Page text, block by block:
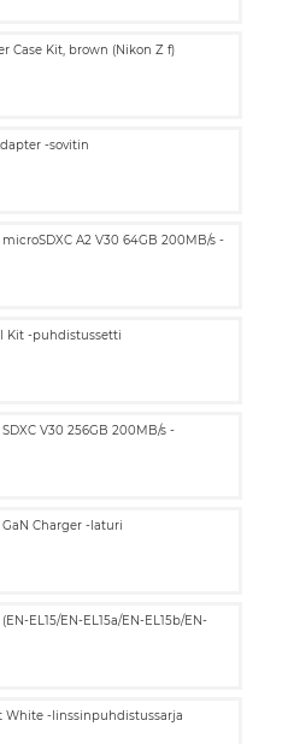
Case Kit, brown (Nikon Z f)
-sovitin
A2 V30 64GB 200MB/s -
Kit -puhdistussetti
V30 256GB 200MB/s -
Charger -laturi
EL15/EN-EL15a/EN-EL15b/EN-
White -linssinpuhdistussarja